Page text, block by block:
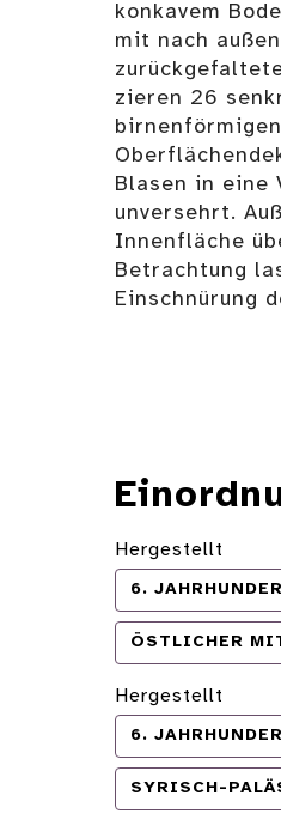
konkavem
mit nach
zieren 26
Blasen in eine
unversehrt.
Innenfläche
Betrachtung
Einschnürung
Hergestellt
6.
ÖSTLICHER
Hergestellt
6.
SYRISCH-